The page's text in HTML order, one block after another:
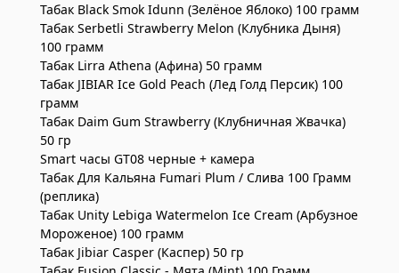
Табак Black Smok Idunn (Зелёное Яблоко) 100 грамм
Табак Serbetli Strawberry Melon (Клубника Дыня)
100 грамм
Табак Lirra Athena (Афина) 50 грамм
Табак JIBIAR Ice Gold Peach (Лед Голд Персик) 100
грамм
Табак Daim Gum Strawberry (Клубничная Жвачка)
50 гр
Smart часы GT08 черные + камера
Табак Для Кальяна Fumari Plum / Слива 100 Грамм
(реплика)
Табак Unity Lebiga Watermelon Ice Cream (Арбузное
Мороженое) 100 грамм
Табак Jibiar Casper (Каспер) 50 гр